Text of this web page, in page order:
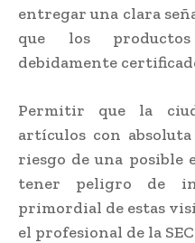
entregar una clara
que los
debidamente
Permitir que la
artículos con
riesgo de una posible
tener peligro de
primordial de estas
el profesional de la